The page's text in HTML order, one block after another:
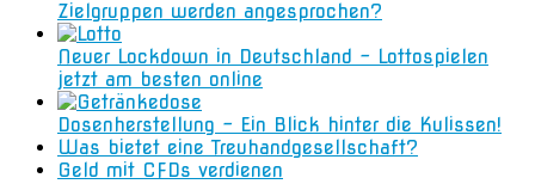
Zielgruppen werden angesprochen?
Neuer Lockdown in Deutschland – Lottospielen
jetzt am besten online
Dosenherstellung – Ein Blick hinter die Kulissen!
Was bietet eine Treuhandgesellschaft?
Geld mit CFDs verdienen